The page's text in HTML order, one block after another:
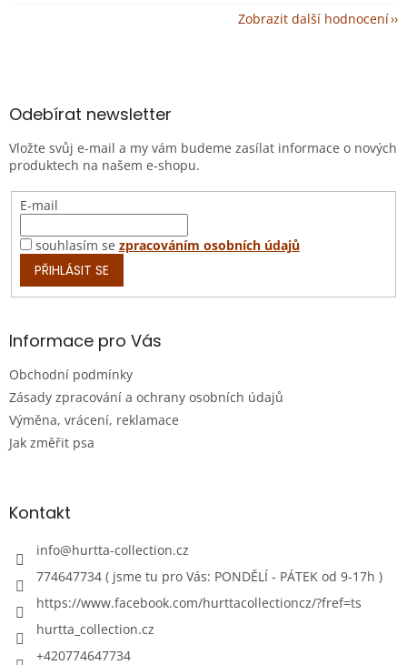
Zobrazit další hodnocení
aOdebírat newsletter
Vložte svůj e-mail a my vám budeme zasílat informace o nových
produktech na našem e-shopu.
E-mail
souhlasím se zpracováním osobních údajů
PŘIHLÁSIT SE
Informace pro Vás
Obchodní podmínky
Zásady zpracování a ochrany osobních údajů
Výměna, vrácení, reklamace
Jak změřit psa
Kontakt
info@hurtta-collection.cz
774647734 ( jsme tu pro Vás: PONDĚLÍ - PÁTEK od 9-17h )
https://www.facebook.com/hurttacollectioncz/?fref=ts
hurtta_collection.cz
+420774647734